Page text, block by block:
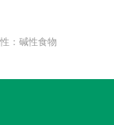
：碱性食物